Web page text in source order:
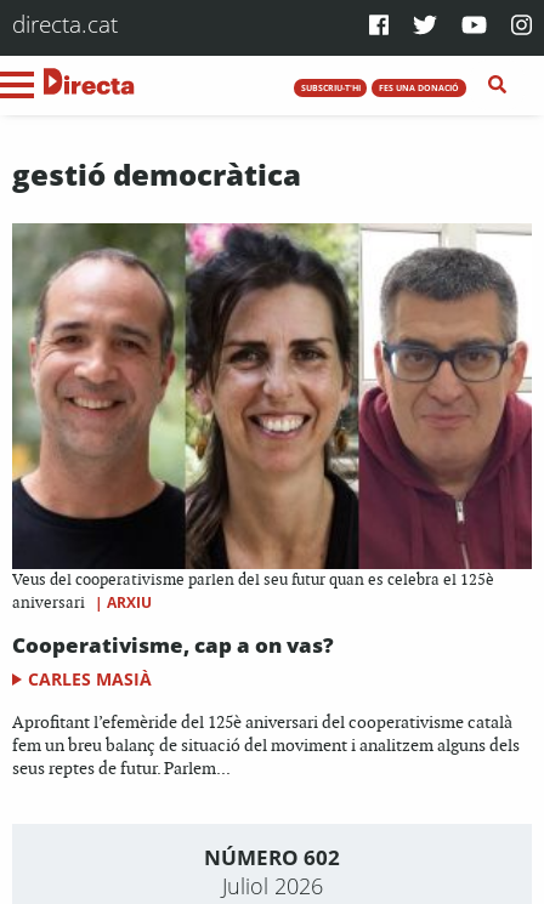
directa.cat
SUBSCRIU-T'HI FES UNA DONACIÓ
gestió democràtica
Veus del cooperativisme parlen del seu futur quan es celebra el 125è
aniversari
| ARXIU
Cooperativisme, cap a on vas?
CARLES MASIÀ
Aprofitant l’efemèride del 125è aniversari del cooperativisme català
fem un breu balanç de situació del moviment i analitzem alguns dels
seus reptes de futur. Parlem...
NÚMERO 602
Juliol 2026